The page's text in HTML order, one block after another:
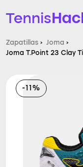
Tennis
T-Finder
Zapatillas › Joma ›
Joma T.Point 23 Clay
-11%